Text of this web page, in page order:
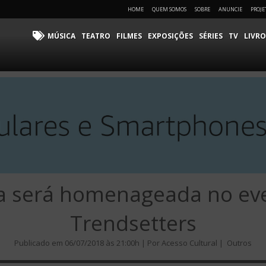
HOME QUEM SOMOS SOBRE ANUNCIE
MÚSICA TEATRO FILMES EXPOSIÇÕES SÉRIES TV
será homenageada no
Trendsetters
Publicado em 06/07/2018 às 21:00h | Por Acesso Cultural | Outros